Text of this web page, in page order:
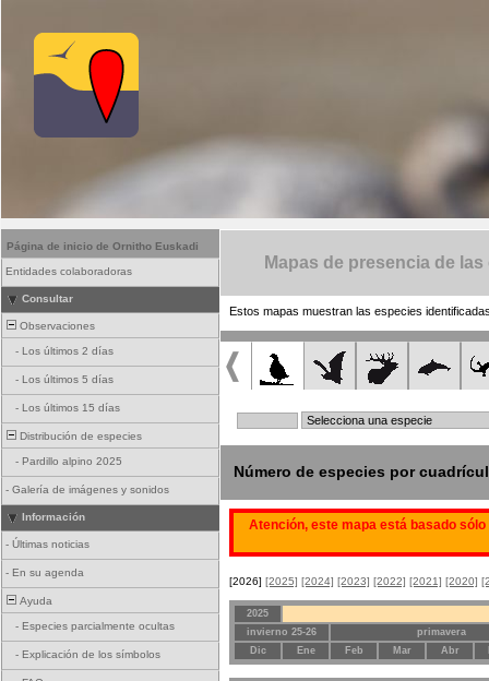
Página de inicio de Ornitho Euskadi
Entidades colaboradoras
Consultar
Observaciones
- Los últimos 2 días
- Los últimos 5 días
- Los últimos 15 días
Distribución de especies
- Pardillo alpino 2025
- Galería de imágenes y sonidos
Información
- Últimas noticias
- En su agenda
Ayuda
- Especies parcialmente ocultas
- Explicación de los símbolos
Mapas de presencia de
Estos mapas muestran las especies
Número de especies por
Atención, este mapa está basado
[2026] [2025] [2024] [2023] [2022] [2021] [2020]
2025
invierno 25-26
primavera
Dic
Ene Feb Mar Abr